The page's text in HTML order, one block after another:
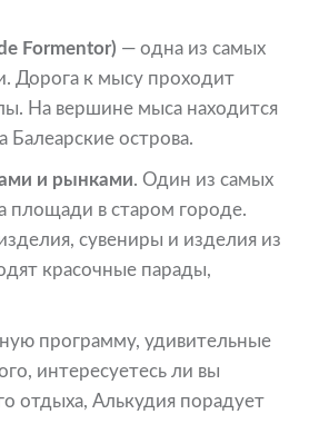
Formentor) — одна из самых
Дорога к мысу проходит
На вершине мыса находится
острова.
и рынками. Один из самых
площади в старом городе.
сувениры и изделия из
красочные парады,
программу, удивительные
интересуетесь ли вы
отдыха, Алькудия порадует